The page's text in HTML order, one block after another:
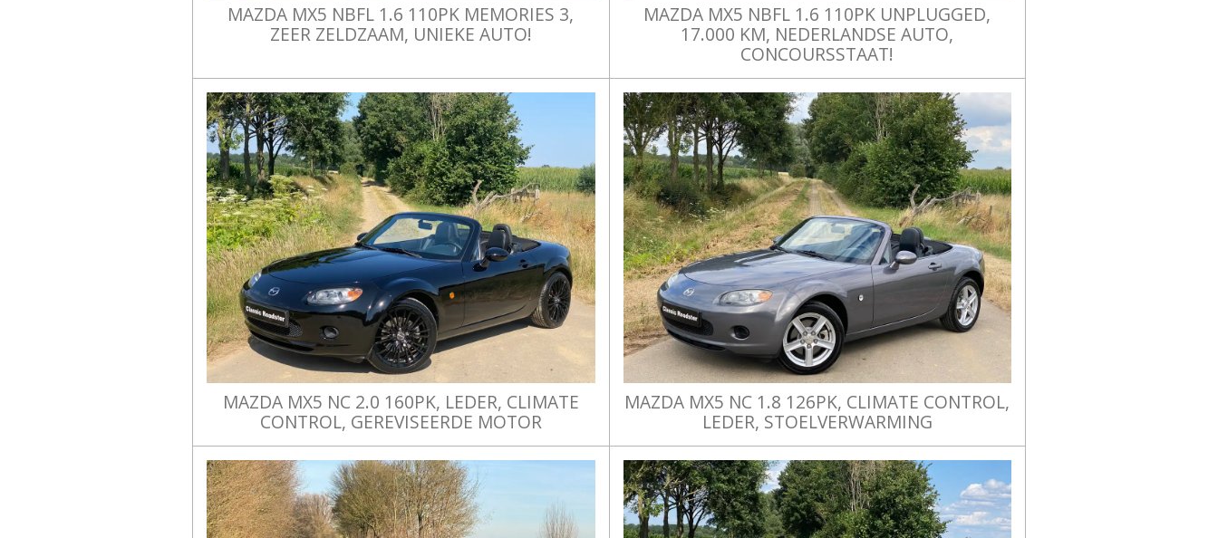
MAZDA MX5 NBFL 1.6 110PK MEMORIES 3,
ZEER ZELDZAAM, UNIEKE AUTO!
MAZDA MX5 NBFL 1.6 110PK UNPLUGGED,
17.000 KM, NEDERLANDSE AUTO,
CONCOURSSTAAT!
MAZDA MX5 NC 2.0 160PK, LEDER, CLIMATE
CONTROL, GEREVISEERDE MOTOR
MAZDA MX5 NC 1.8 126PK, CLIMATE CONTROL,
LEDER, STOELVERWARMING